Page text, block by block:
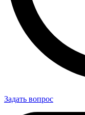
Задать вопрос